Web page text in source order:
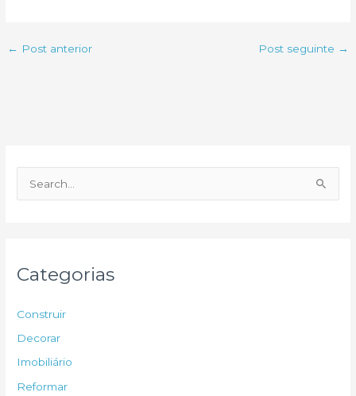
← Post anterior Post seguinte →
e
p
o
Categorias
Construir
Decorar
Imobiliário
Reformar